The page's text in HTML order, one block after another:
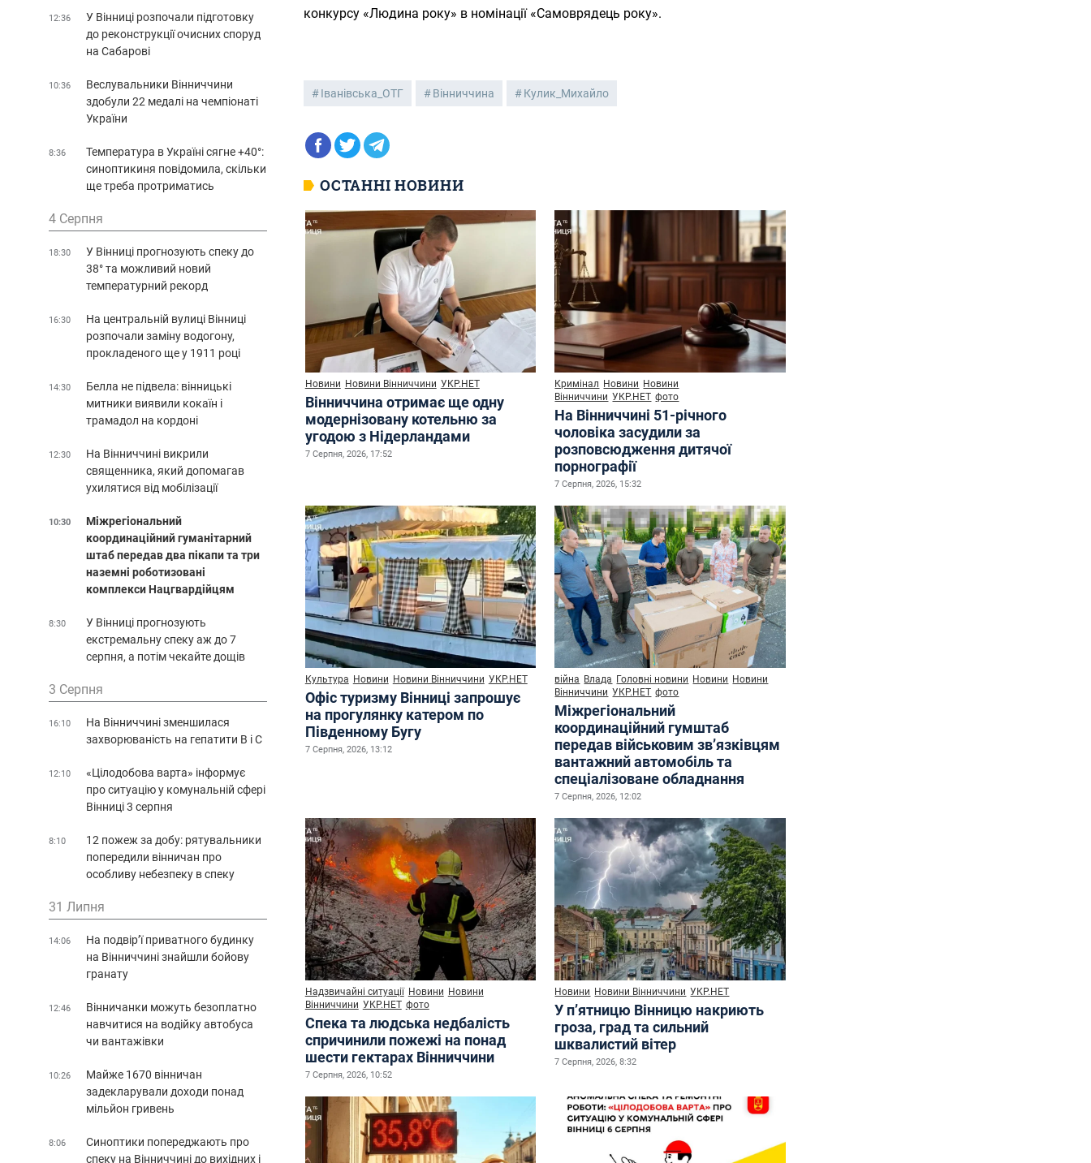
конкурсу «Людина року» в номінації «Самоврядець року».
Іванівська_ОТГ Вінниччина Кулик_Михайло
ОСТАННІ НОВИНИ
Новини Новини Вінниччини УКР.НЕТ
Вінниччина отримає ще одну
модернізовану котельню за
угодою з Нідерландами
7 Серпня, 2026, 17:52
Кримінал Новини Новини
Вінниччини УКР.НЕТ фото
На Вінниччині 51-річного
чоловіка засудили за
розповсюдження дитячої
порнографії
7 Серпня, 2026, 15:32
Культура Новини Новини Вінниччини УКР.НЕТ
Офіс туризму Вінниці запрошує
на прогулянку катером по
Південному Бугу
7 Серпня, 2026, 13:12
війна Влада Головні новини Новини Новини
Вінниччини УКР.НЕТ фото
Міжрегіональний
координаційний гумштаб
передав військовим зв’язківцям
вантажний автомобіль та
спеціалізоване обладнання
7 Серпня, 2026, 12:02
Надзвичайні ситуації Новини Новини
Вінниччини УКР.НЕТ фото
Спека та людська недбалість
спричинили пожежі на понад
шести гектарах Вінниччини
7 Серпня, 2026, 10:52
Новини Новини Вінниччини УКР.НЕТ
У п’ятницю Вінницю накриють
гроза, град та сильний
шквалистий вітер
7 Серпня, 2026, 8:32
12:36
У Вінниці розпочали підготовку
до реконструкції очисних споруд
на Сабарові
10:36
Веслувальники Вінниччини
здобули 22 медалі на чемпіонаті
України
8:36
Температура в Україні сягне +40°:
синоптикиня повідомила, скільки
ще треба протриматись
4 Серпня
18:30
У Вінниці прогнозують спеку до
38° та можливий новий
температурний рекорд
16:30
На центральній вулиці Вінниці
розпочали заміну водогону,
прокладеного ще у 1911 році
14:30
Белла не підвела: вінницькі
митники виявили кокаїн і
трамадол на кордоні
12:30
На Вінниччині викрили
священника, який допомагав
ухилятися від мобілізації
10:30
Міжрегіональний
координаційний гуманітарний
штаб передав два пікапи та три
наземні роботизовані
комплекси Нацгвардійцям
8:30
У Вінниці прогнозують
екстремальну спеку аж до 7
серпня, а потім чекайте дощів
3 Серпня
16:10
На Вінниччині зменшилася
захворюваність на гепатити В і С
12:10
«Цілодобова варта» інформує
про ситуацію у комунальній сфері
Вінниці 3 серпня
8:10
12 пожеж за добу: рятувальники
попередили вінничан про
особливу небезпеку в спеку
31 Липня
14:06
На подвір’ї приватного будинку
на Вінниччині знайшли бойову
гранату
12:46
Вінничанки можуть безоплатно
навчитися на водійку автобуса
чи вантажівки
10:26
Майже 1670 вінничан
задекларували доходи понад
мільйон гривень
8:06
Синоптики попереджають про
спеку на Вінниччині до вихідних і